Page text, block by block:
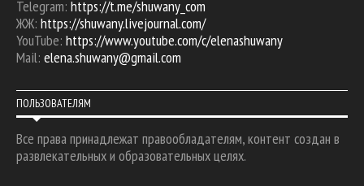
Telegram: https://t.me/shuwany_com
ЖЖ: https://shuwany.livejournal.com/
YouTube: https://www.youtube.com/c/elenashuwany
Mail: elena.shuwany@gmail.com
ПОЛЬЗОВАТЕЛЯМ
Все права принадлежат правообладателям, контент создан в
развлекательных и образовательных целях.